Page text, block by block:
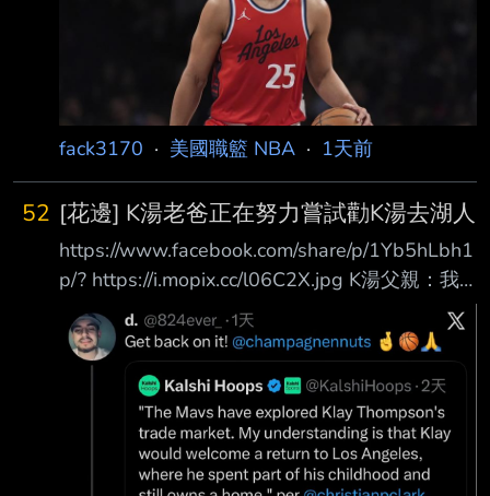
歲就已經淡出NBA舞台 ，上一次在NBA出賽已
經要追溯到2024年5月了，先前西蒙斯受訪時曾
透露正準備重返NBA， 近日他在社群上傳一則
限時動態，引發眾人對他下一站的猜測。 西蒙
斯突曬詹姆斯球鞋 被解讀「示好老東家」 西
蒙斯日前在
fack3170 · 美國職籃 NBA · 1天前
52 [花邊] K湯老爸正在努力嘗試勸K湯去湖人
https://www.facebook.com/share/p/1Yb5hLbh1
p/? https://i.mopix.cc/l06C2X.jpg K湯父親：我
正在努力招募克萊去湖人 --